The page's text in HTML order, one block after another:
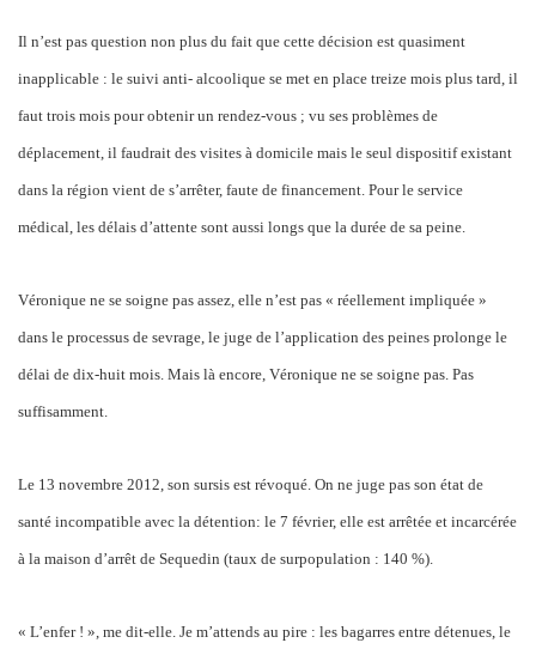
Il n’est pas question non plus du fait que cette décision est quasiment
inapplicable : le suivi anti- alcoolique se met en place treize mois plus tard, il
faut trois mois pour obtenir un rendez-vous ; vu ses problèmes de
déplacement, il faudrait des visites à domicile mais le seul dispositif existant
dans la région vient de s’arrêter, faute de financement. Pour le service
médical, les délais d’attente sont aussi longs que la durée de sa peine.
Véronique ne se soigne pas assez, elle n’est pas « réellement impliquée »
dans le processus de sevrage, le juge de l’application des peines prolonge le
délai de dix-huit mois. Mais là encore, Véronique ne se soigne pas. Pas
suffisamment.
Le 13 novembre 2012, son sursis est révoqué. On ne juge pas son état de
santé incompatible avec la détention: le 7 février, elle est arrêtée et incarcérée
à la maison d’arrêt de Sequedin (taux de surpopulation : 140 %).
« L’enfer ! », me dit-elle. Je m’attends au pire : les bagarres entre détenues, le